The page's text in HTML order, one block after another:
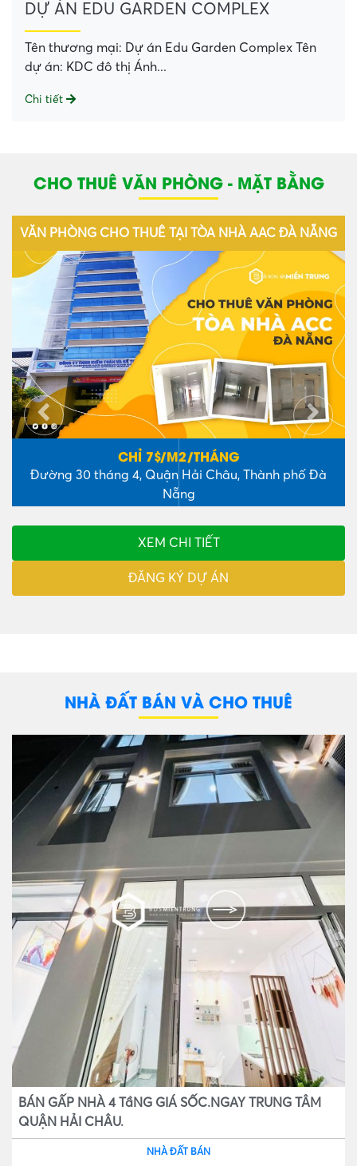
DỰ ÁN EDU GARDEN COMPLEX
Tên thương mại: Dự án Edu Garden Complex Tên
dự án: KDC đô thị Ánh...
Chi tiết
CHO THUÊ VĂN PHÒNG - MẶT BẰNG
CHO THUÊ VĂN PHÒNG TÒA NHÀ CIENCO 5 ĐÀ
NẴNG
CHỈ 11$/M2/THÁNG
Số 77 Nguyễn Du – Thạch Thang – Hải Châu – Đà
XEM CHI TIẾT
ĐĂNG KÝ DỰ ÁN
NHÀ ĐẤT BÁN VÀ CHO THUÊ
BÁN GẤP NHÀ 4 TầNG GIÁ SỐC.NGAY TRUNG TÂM
QUẬN HẢI CHÂU.
NHÀ ĐẤT BÁN